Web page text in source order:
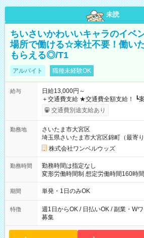
未読
ちいさいかわいいキャラのイベ
場所で働ける☆来社不要！働い
もらえる◎/T1
アルバイト 職種未経験OK
給与
日給13,000円～
＋交通費支給 ★交通費全額支給！ ┗案件により規定あり ★日払
いOK！（規定あり） ┗働いたその日
ンビニATMから 日払い分を引き落とせます！ 【
交通費別途支給あり
勤務地
さいたま市大宮区
埼玉県さいたま市大宮区錦町（最寄り
株式会社ワンベルウッズ
勤務時間
勤務時間は指定なし
変形労働時間制 想定労働時間160時間/月 【シフト例】 ・8
～21：00
期間 単発・1日のみOK
特徴
週1日からOK / 日払いOK / 副業・W
募集